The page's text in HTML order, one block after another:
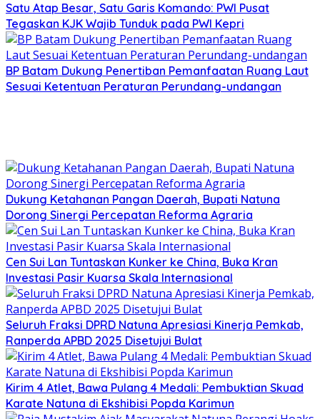
Satu Atap Besar, Satu Garis Komando: PWI Pusat
Tegaskan KJK Wajib Tunduk pada PWI Kepri
BP Batam Dukung Penertiban Pemanfaatan Ruang Laut
Sesuai Ketentuan Peraturan Perundang-undangan
Dukung Ketahanan Pangan Daerah, Bupati Natuna
Dorong Sinergi Percepatan Reforma Agraria
Cen Sui Lan Tuntaskan Kunker ke China, Buka Kran
Investasi Pasir Kuarsa Skala Internasional
Seluruh Fraksi DPRD Natuna Apresiasi Kinerja Pemkab,
Ranperda APBD 2025 Disetujui Bulat
Kirim 4 Atlet, Bawa Pulang 4 Medali: Pembuktian Skuad
Karate Natuna di Ekshibisi Popda Karimun